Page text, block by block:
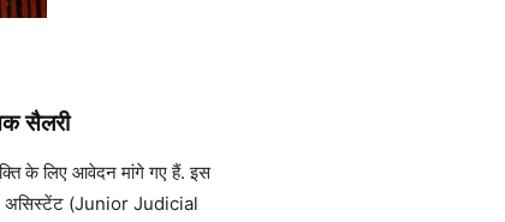
सैलरी
के लिए आवेदन मांगे गए हैं. इस
असिस्टेंट (Junior Judicial